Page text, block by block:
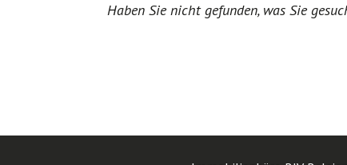
Haben Sie nicht gefunden, was Sie